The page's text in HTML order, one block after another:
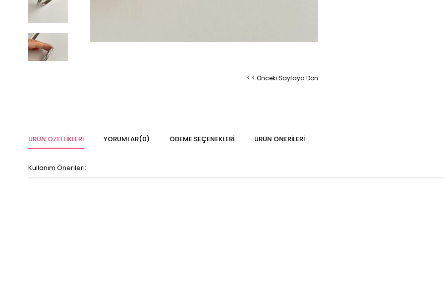
< < Önceki Sayfaya Dön
ÜRÜN ÖZELLIKLERI YORUMLAR(0) ÖDEME SEÇENEKLERI ÜRÜN ÖNERILERI
Kullanım Önerileri: